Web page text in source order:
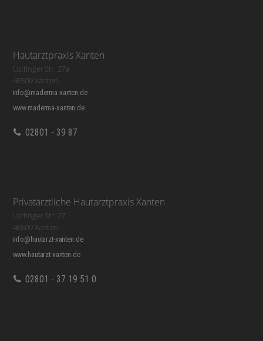
Hautarztpraxis Xanten
Lüttinger Str. 27a
46509 Xanten
info@maderma-xanten.de
www.maderma-xanten.de
02801 - 39 87
Privatärztliche Hautarztpraxis Xanten
Lüttinger Str. 27
46509 Xanten
info@hautarzt-xanten.de
www.hautarzt-xanten.de
02801 - 37 19 51 0